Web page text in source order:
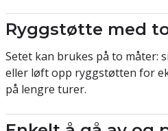
Ryggstøtte med
Setet kan brukes på to måter:
eller løft opp ryggstøtten for
på lengre turer.